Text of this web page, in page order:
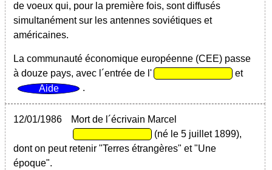
de voeux qui, pour la première fois, sont diffusés
simultanément sur les antennes soviétiques et
américaines.
La communauté économique européenne (CEE) passe
à douze pays, avec l´entrée de l'
et
.
12/01/1986
Mort de l´écrivain Marcel
(né le 5 juillet 1899),
dont on peut retenir "Terres étrangères" et "Une
époque".